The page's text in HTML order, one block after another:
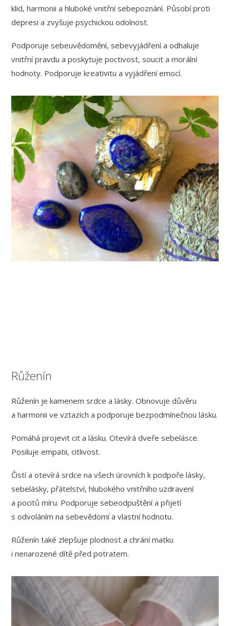
klid, harmonii a hluboké vnitřní sebepoznání. Působí proti
depresi a zvyšuje psychickou odolnost.
Podporuje sebeuvědomění, sebevyjádření a odhaluje
vnitřní pravdu a poskytuje poctivost, soucit a morální
hodnoty. Podporuje kreativitu a vyjádření emocí.
Růženín
Růženín je kamenem srdce a lásky.Obnovuje důvěru
a harmonii ve vztazích a podporuje bezpodmínečnou lásku.
Pomáhá projevit cit a lásku. Otevírá dveře sebelásce.
Posiluje empatii, citlivost.
Čistí a otevírá srdce na všech úrovních k podpoře lásky,
sebelásky, přátelství, hlubokého vnitřního uzdravení
a pocitů míru. Podporuje sebeodpuštění a přijetí
s odvoláním na sebevědomí a vlastní hodnotu.
Růženín také zlepšuje plodnost a chrání matku
i nenarozené dítě před potratem.